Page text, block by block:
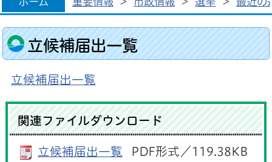
立候補届出一覧
立候補届出一覧
関連ファイルダウンロード
立候補届出一覧 PDF形式／119.38KB